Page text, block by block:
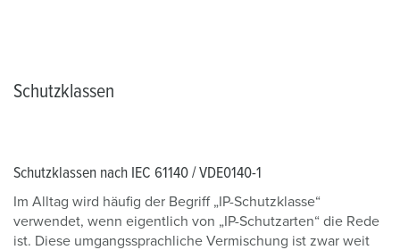
Schutzklassen
Schutzklassen nach IEC 61140 / VDE0140-1
Im Alltag wird häufig der Begriff „IP-Schutzklasse“
verwendet, wenn eigentlich von „IP-Schutzarten“ die Rede
ist. Diese umgangssprachliche Vermischung ist zwar weit